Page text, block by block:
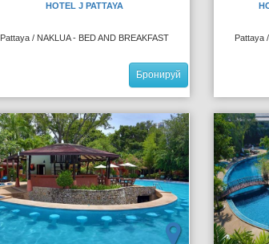
HOTEL J PATTAYA
Pattaya / NAKLUA - BED AND BREAKFAST
Бронируй
Pattaya